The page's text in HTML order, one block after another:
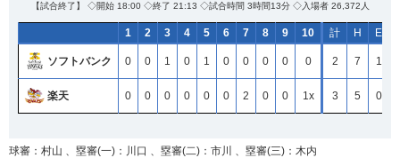
【試合終了】 ◇開始 18:00 ◇終了 21:13 ◇試合時間 3時間13分 ◇入場者 26,372人
1 2 3 4 5 6 7 8 9 10 計 H E
ソフトバンク 0 0 1 0 1 0 0 0 0 0 2 7 1
楽天 0 0 0 0 0 0 2 0 0 1x 3 5 0
1 2 3 4 5 6 7 8 9 10 計 H E
ソフトバンク 0 0 1 0 1 0 0 0 0 0 2 7 1
楽天 0 0 0 0 0 0 2 0 0 1x 3 5 0
1 2 3 4 5 6 7 8 9 10 計 H E
ソフトバンク 0 0 1 0 1 0 0 0 0 0 2 7 1
楽天 0 0 0 0 0 0 2 0 0 1x 3 5 0
1 2 3 4 5 6 7 8 9 10 計 H E
ソフトバンク 0 0 1 0 1 0 0 0 0 0 2 7 1
楽天 0 0 0 0 0 0 2 0 0 1x 3 5 0
球審：村山 、塁審(一)：川口 、塁審(二)：市川 、塁審(三)：木内